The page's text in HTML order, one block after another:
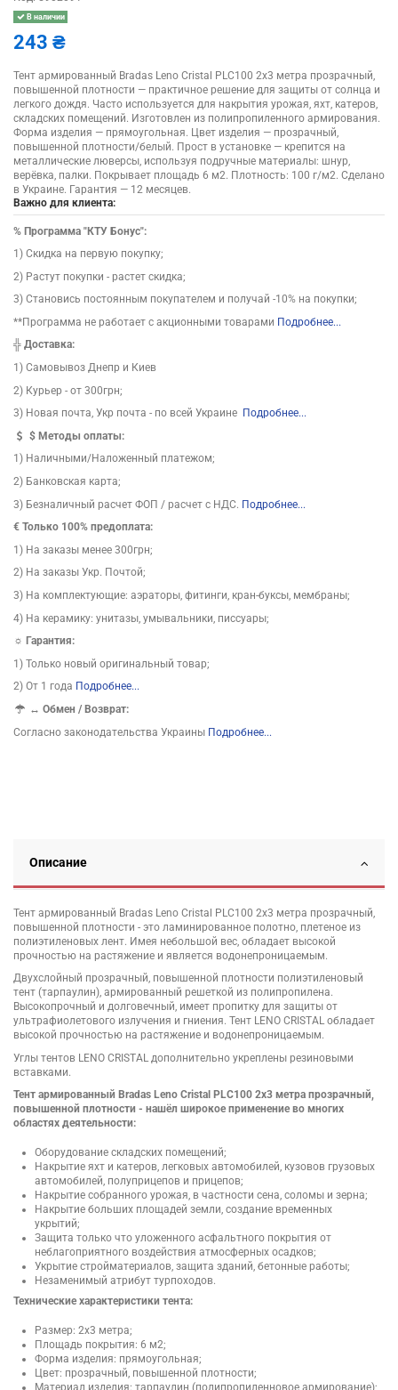
В наличии
243 ₴
Тент армированный Bradas Leno Cristal PLC100 2х3 метра прозрачный,
повышенной плотности — практичное решение для защиты от солнца и
легкого дождя. Часто используется для накрытия урожая, яхт, катеров,
складских помещений. Изготовлен из полипропиленного армирования.
Форма изделия — прямоугольная. Цвет изделия — прозрачный,
повышенной плотности/белый. Прост в установке — крепится на
металлические люверсы, используя подручные материалы: шнур,
верёвка, палки. Покрывает площадь 6 м2. Плотность: 100 г/м2. Сделано
в Украине. Гарантия — 12 месяцев.
Важно для клиента:
% Программа "КТУ Бонус":
1) Скидка на первую покупку;
2) Растут покупки - растет скидка;
3) Становись постоянным покупателем и получай -10% на покупки;
**Программа не работает с акционными товарами Подробнее...
╬ Доставка:
1) Самовывоз Днепр и Киев
2) Курьер - от 300грн;
3) Новая почта, Укр почта - по всей Украине Подробнее...
$Методы оплаты:
1) Наличными/Наложенный платежом;
2) Банковская карта;
3) Безналичный расчет ФОП / расчет с НДС. Подробнее...
€ Только 100% предоплата:
1) На заказы менее 300грн;
2) На заказы Укр. Почтой;
3) На комплектующие: аэраторы, фитинги, кран-буксы, мембраны;
4) На керамику: унитазы, умывальники, писсуары;
☼ Гарантия:
1) Только новый оригинальный товар;
2) От 1 года Подробнее...
↔Обмен / Возврат:
Согласно законодательства Украины Подробнее...
Описание
Тент армированный Bradas Leno Cristal PLC100 2х3 метра прозрачный,
повышенной плотности - это ламинированное полотно, плетеное из
полиэтиленовых лент. Имея небольшой вес, обладает высокой
прочностью на растяжение и является водонепроницаемым.
Двухслойный прозрачный, повышенной плотности полиэтиленовый
тент (тарпаулин), армированный решеткой из полипропилена.
Высокопрочный и долговечный, имеет пропитку для защиты от
ультрафиолетового излучения и гниения. Тент LENO CRISTAL обладает
высокой прочностью на растяжение и водонепроницаемым.
Углы тентов LENO CRISTAL дополнительно укреплены резиновыми
вставками.
Тент армированный Bradas Leno Cristal PLC100 2х3 метра прозрачный,
повышенной плотности - нашёл широкое применение во многих
областях деятельности:
Оборудование складских помещений;
Накрытие яхт и катеров, легковых автомобилей, кузовов грузовых
автомобилей, полуприцепов и прицепов;
Накрытие собранного урожая, в частности сена, соломы и зерна;
Накрытие больших площадей земли, создание временных
укрытий;
Защита только что уложенного асфальтного покрытия от
неблагоприятного воздействия атмосферных осадков;
Укрытие стройматериалов, защита зданий, бетонные работы;
Незаменимый атрибут турпоходов.
Технические характеристики тента:
Размер: 2х3 метра;
Площадь покрытия: 6 м2;
Форма изделия: прямоугольная;
Цвет: прозрачный, повышенной плотности;
Материал изделия: тарпаулин (полипропиленновое армирование);